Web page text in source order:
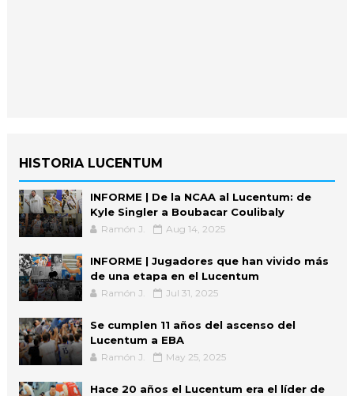
HISTORIA LUCENTUM
INFORME | De la NCAA al Lucentum: de
Kyle Singler a Boubacar Coulibaly
Ramón J. Aug 14, 2025
INFORME | Jugadores que han vivido más
de una etapa en el Lucentum
Ramón J. Jul 31, 2025
Se cumplen 11 años del ascenso del
Lucentum a EBA
Ramón J. May 25, 2025
Hace 20 años el Lucentum era el líder de